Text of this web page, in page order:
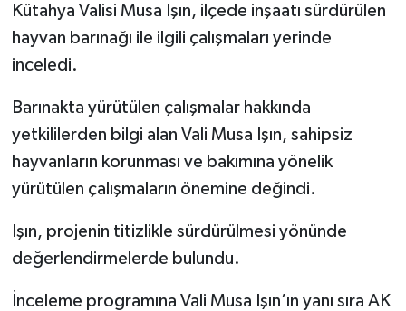
Kütahya Valisi Musa Işın, ilçede inşaatı sürdürülen
hayvan barınağı ile ilgili çalışmaları yerinde
inceledi.
Barınakta yürütülen çalışmalar hakkında
yetkililerden bilgi alan Vali Musa Işın, sahipsiz
hayvanların korunması ve bakımına yönelik
yürütülen çalışmaların önemine değindi.
Işın, projenin titizlikle sürdürülmesi yönünde
değerlendirmelerde bulundu.
İnceleme programına Vali Musa Işın’ın yanı sıra AK
İlçeler
Köşe Yazıları
Kültür Sanat
Magazin
Otomobil